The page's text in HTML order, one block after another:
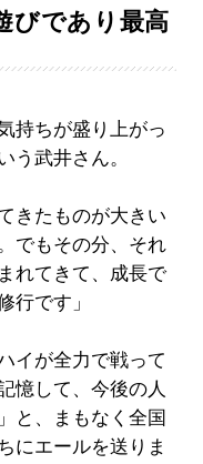
びであり最高
持ちが盛り上がっ
う武井さん。
きたものが大きい
でもその分、それ
れてきて、成長で
行です」
イが全力で戦って
憶して、今後の人
と、まもなく全国
にエールを送りま